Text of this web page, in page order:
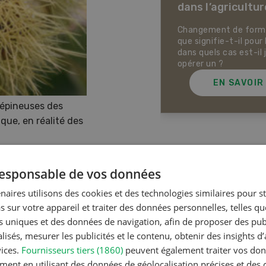
des
en réalité des
, ce sont les
(braschéen dialecte) dans le
encore fumants
locaux, la variété
pour la production
et la production animale
Pistes pour se protéger
la chaleur, la sécheresse ainsi
les phénomènes
extrêmes.
EN SAVOIR PLUS
dans
Changement de
que signifie-t-il pour
dans quels cas est-il
opérer un ?
EN
Articles les plus lues
Production
Noms
en
de vos données
utilisons des cookies et des technologies similaires pour
sur votre appareil et traiter des données personnelles, telles
uniques et des données de navigation, afin de proposer des
mesurer les publicités et le contenu, obtenir des insights
Fournisseurs tiers (1860) peuvent également traiter vos